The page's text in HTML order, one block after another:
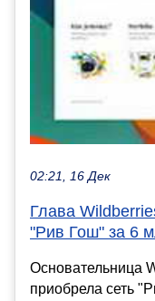
02:21, 16 Дек
Глава
"Рив Гош" за 6
Основательница
приобрела сеть